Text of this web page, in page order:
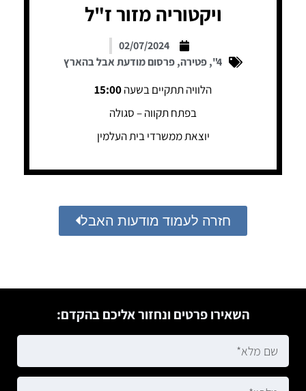
ויקטוריה מזור ז"ל
02/07/2024
4"
,פטירה,פרסום מודעת אבל בהארץ
הלוויה תתקיים בשעה15:00
בפתח תקווה – סגולה
יוצאת ממשרדי בית העלמין
חזרה לעמוד מודעות האבל
השאירו פרטים ונחזור אליכם בהקדם: